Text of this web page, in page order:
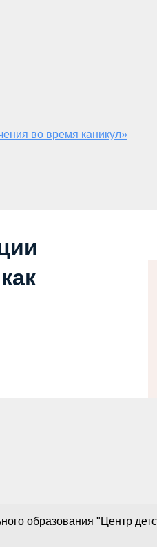
во время каникул»
образования "Центр